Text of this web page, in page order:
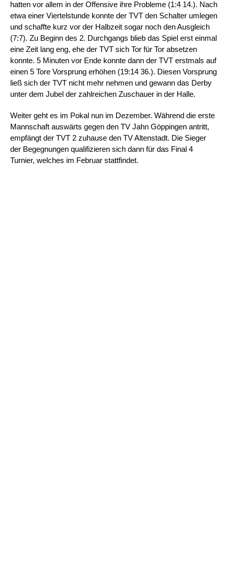
hatten vor allem in der Offensive ihre Probleme (1:4 14.). Nach
etwa einer Viertelstunde konnte der TVT den Schalter umlegen
und schaffte kurz vor der Halbzeit sogar noch den Ausgleich
(7:7). Zu Beginn des 2. Durchgangs blieb das Spiel erst einmal
eine Zeit lang eng, ehe der TVT sich Tor für Tor absetzen
konnte. 5 Minuten vor Ende konnte dann der TVT erstmals auf
einen 5 Tore Vorsprung erhöhen (19:14 36.). Diesen Vorsprung
ließ sich der TVT nicht mehr nehmen und gewann das Derby
unter dem Jubel der zahlreichen Zuschauer in der Halle.
Weiter geht es im Pokal nun im Dezember. Während die erste
Mannschaft auswärts gegen den TV Jahn Göppingen antritt,
empfängt der TVT 2 zuhause den TV Altenstadt. Die Sieger
der Begegnungen qualifizieren sich dann für das Final 4
Turnier, welches im Februar stattfindet.